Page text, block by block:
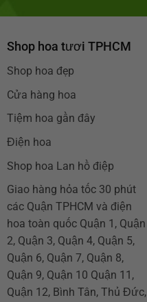
Shop hoa tươi TPHCM
Shop hoa đẹp
Cửa hàng hoa
Tiệm hoa gần đây
Điện hoa
Shop hoa Lan hồ điệp
Giao hàng hỏa tốc 30 phút
các Quận TPHCM và điện
hoa toàn quốc Quận 1, Quận
2, Quận 3, Quận 4, Quận 5,
Quận 6, Quận 7, Quận 8,
Quận 9, Quận 10 Quận 11,
Quận 12, Bình Tân, Thủ Đức,